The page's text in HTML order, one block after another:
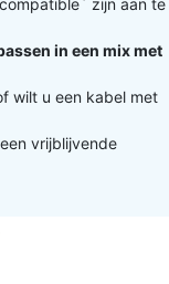
zijn aan te
in een mix met
wilt u een kabel met
vrijblijvende